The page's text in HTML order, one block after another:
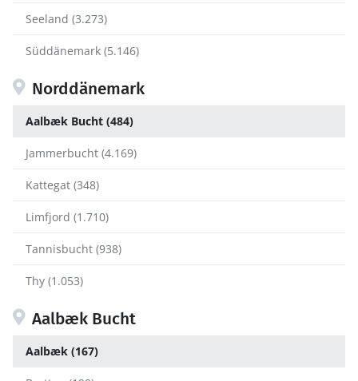
Seeland (3.273)
Süddänemark (5.146)
Norddänemark
Aalbæk Bucht (484)
Jammerbucht (4.169)
Kattegat (348)
Limfjord (1.710)
Tannisbucht (938)
Thy (1.053)
Aalbæk Bucht
Aalbæk (167)